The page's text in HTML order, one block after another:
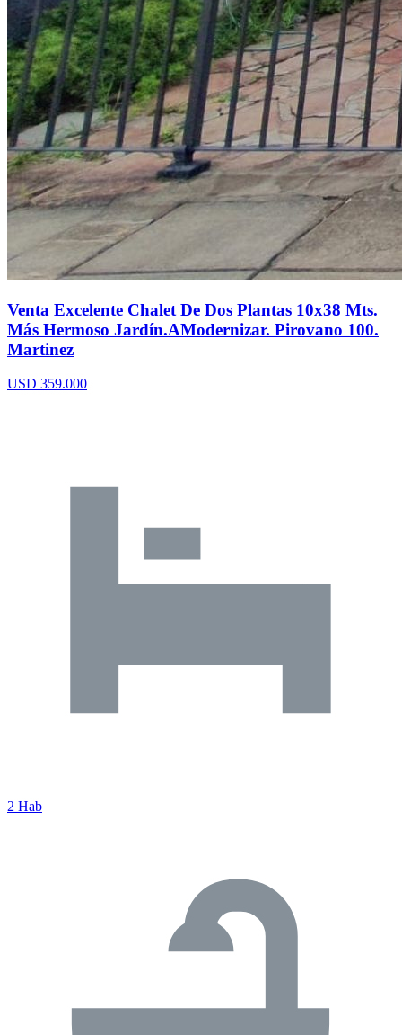
Venta Excelente Chalet De Dos Plantas 10x38 Mts.
Más Hermoso Jardín.AModernizar. Pirovano 100.
Martinez
USD 359.000
2 Hab